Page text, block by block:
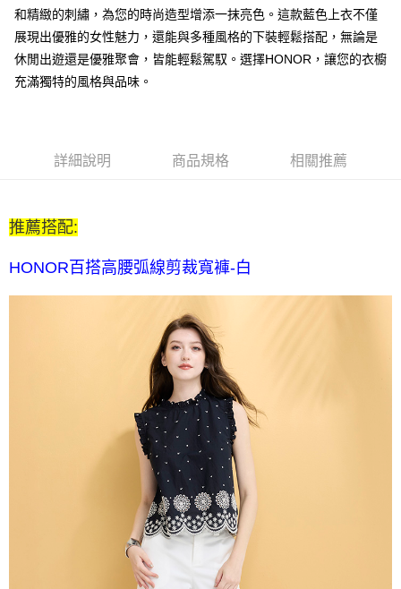
運送方式
全家取貨付款 -訂單滿 $2000 元即享免運服務，未滿則另收
$80 元物流費用。
每筆NT$80，滿NT$2,000(含以上)免運費
每筆NT$80，滿NT$2,000(含以上)免運費
元物流費
每筆NT$80，滿NT$2,000(含以上)免運費
宅配送到家-訂單滿 $2000 元即享免運服務-未滿則另收 $120 元物
每筆NT$120，滿NT$2,000(含以上)免運費
和精緻的刺繡，為您的時尚造型增添一抹亮色。這款藍色上衣不僅
展現出優雅的女性魅力，還能與多種風格的下裝輕鬆搭配，無論是
休閒出遊還是優雅聚會，皆能輕鬆駕馭。選擇HONOR，讓您的衣櫥
充滿獨特的風格與品味。
詳細說明 商品規格 相關推薦
推薦搭配:
HONOR百搭高腰弧線剪裁寬褲-白